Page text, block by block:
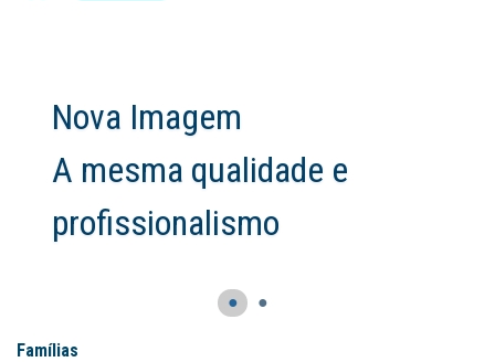
Nova Imagem
A mesma qualidade e
profissionalismo
● ●
Famílias